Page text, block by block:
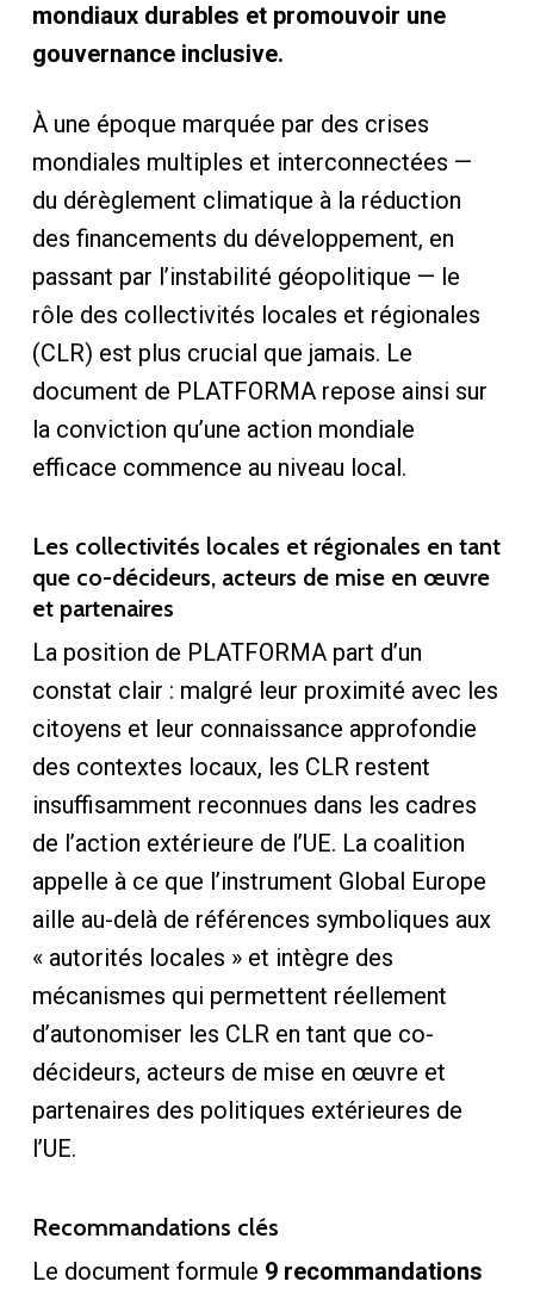
mondiaux durables et promouvoir une
gouvernance inclusive.
À une époque marquée par des crises
mondiales multiples et interconnectées —
du dérèglement climatique à la réduction
des financements du développement, en
passant par l’instabilité géopolitique — le
rôle des collectivités locales et régionales
(CLR) est plus crucial que jamais. Le
document de PLATFORMA repose ainsi sur
la conviction qu’une action mondiale
efficace commence au niveau local.
Les collectivités locales et régionales en tant
que co-décideurs, acteurs de mise en œuvre
et partenaires
La position de PLATFORMA part d’un
constat clair : malgré leur proximité avec les
citoyens et leur connaissance approfondie
des contextes locaux, les CLR restent
insuffisamment reconnues dans les cadres
de l’action extérieure de l’UE. La coalition
appelle à ce que l’instrument Global Europe
aille au-delà de références symboliques aux
« autorités locales » et intègre des
mécanismes qui permettent réellement
d’autonomiser les CLR en tant que co-
décideurs, acteurs de mise en œuvre et
partenaires des politiques extérieures de
l’UE.
Recommandations clés
Le document formule 9 recommandations